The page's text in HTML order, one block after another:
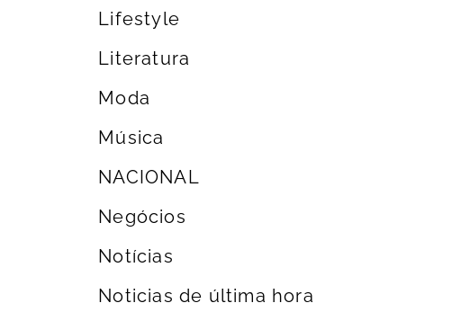
Lifestyle
Literatura
Moda
Música
NACIONAL
Negócios
Notícias
Noticias de última hora